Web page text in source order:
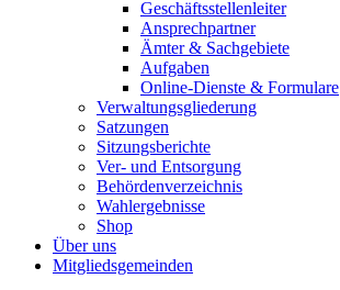
Geschäftsstellenleiter
Ansprechpartner
Ämter & Sachgebiete
Aufgaben
Online-Dienste & Formulare
Verwaltungsgliederung
Satzungen
Sitzungsberichte
Ver- und Entsorgung
Behördenverzeichnis
Wahlergebnisse
Shop
Über uns
Mitgliedsgemeinden